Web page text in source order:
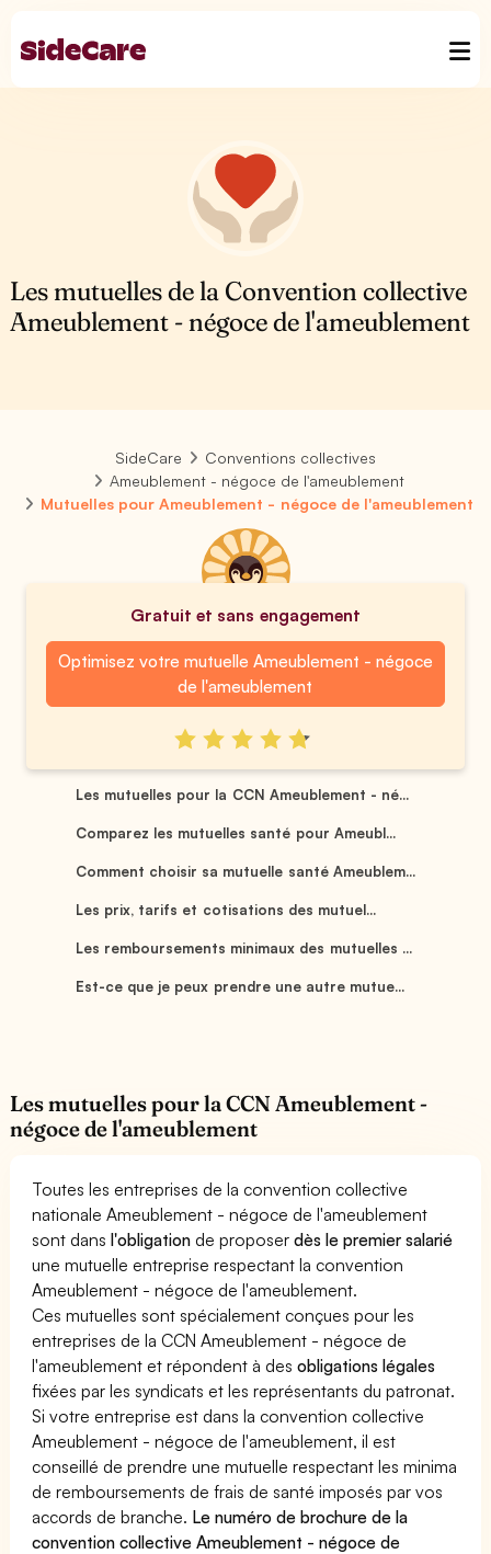
Les mutuelles de la Convention collective
Ameublement - négoce de l'ameublement
SideCare
Conventions collectives
Ameublement - négoce de l'ameublement
Mutuelles pour Ameublement - négoce de l'ameublement
Gratuit et sans engagement
Optimisez votre mutuelle Ameublement - négoce
de l'ameublement
Les mutuelles pour la CCN Ameublement - né...
Comparez les mutuelles santé pour Ameubl...
Comment choisir sa mutuelle santé Ameublem...
Les prix, tarifs et cotisations des mutuel...
Les remboursements minimaux des mutuelles ...
Est-ce que je peux prendre une autre mutue...
Les mutuelles pour la CCN Ameublement -
négoce de l'ameublement
Toutes les entreprises de la convention collective
nationale Ameublement - négoce de l'ameublement
sont dansl'obligation de proposerdès le premier salarié
une mutuelle entreprise respectant la convention
Ameublement - négoce de l'ameublement.
Ces mutuelles sont spécialement conçues pour les
entreprises de la CCN Ameublement - négoce de
l'ameublement et répondent à desobligations légales
fixées par les syndicats et les représentants du patronat.
Si votre entreprise est dans la convention collective
Ameublement - négoce de l'ameublement, il est
conseillé de prendre une mutuelle respectant les minima
de remboursements de frais de santé imposés par vos
accords de branche. Le numéro de brochure de la
convention collective Ameublement - négoce de